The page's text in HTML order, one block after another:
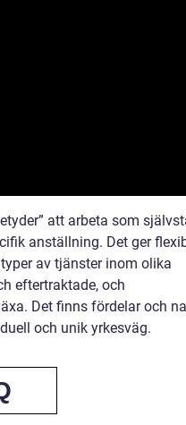
att arbeta som
anställning. Det ger
av tjänster inom olika
eftertraktade, och
Det finns fördelar och
och unik yrkesväg.